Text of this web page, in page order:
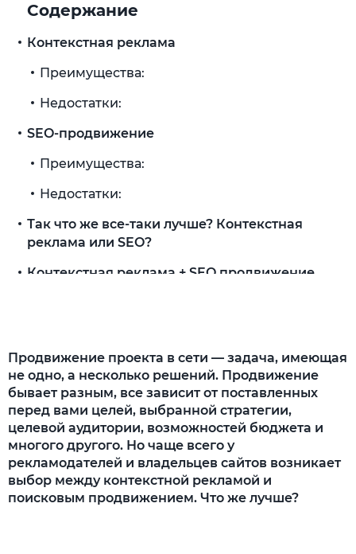
Продвижение проекта в сети — задача, имеющая
не одно, а несколько решений. Продвижение
бывает разным, все зависит от поставленных
перед вами целей, выбранной стратегии,
целевой аудитории, возможностей бюджета и
многого другого. Но чаще всего у
рекламодателей и владельцев сайтов возникает
выбор между контекстной рекламой и
поисковым продвижением. Что же лучше?
Содержание
Контекстная реклама
Преимущества:
Недостатки:
SEO-продвижение
Преимущества:
Недостатки:
Так что же все-таки лучше? Контекстная
реклама или SEO?
Контекстная реклама + SEO продвижение
Что дает контекстная реклама сайта
поисковому продвижению?
Коротко о главном